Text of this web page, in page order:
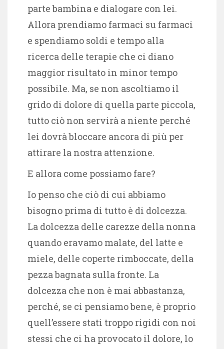
parte bambina e dialogare con lei.
Allora prendiamo farmaci su farmaci
e spendiamo soldi e tempo alla
ricerca delle terapie che ci diano
maggior risultato in minor tempo
possibile. Ma, se non ascoltiamo il
grido di dolore di quella parte piccola,
tutto ciò non servirà a niente perché
lei dovrà bloccare ancora di più per
attirare la nostra attenzione.
E allora come possiamo fare?
Io penso che ciò di cui abbiamo
bisogno prima di tutto è di dolcezza.
La dolcezza delle carezze della nonna
quando eravamo malate, del latte e
miele, delle coperte rimboccate, della
pezza bagnata sulla fronte. La
dolcezza che non è mai abbastanza,
perché, se ci pensiamo bene, è proprio
quell’essere stati troppo rigidi con noi
stessi che ci ha provocato il dolore, lo